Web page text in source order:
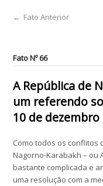
← Fato Anterior
Fato Nº 66
A República de
um referendo
10 de dezembro
Como todos os
Nagorno-Karabakh – ou
bastante complicada e
uma resolução com a